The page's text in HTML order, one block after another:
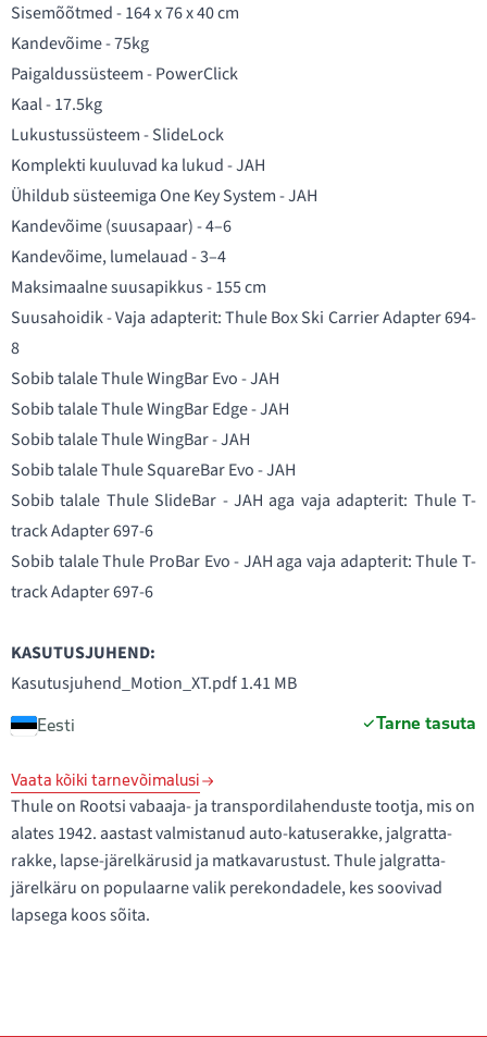
Sisemõõtmed - 164 x 76 x 40 cm
Kandevõime - 75kg
Paigaldussüsteem - PowerClick
Kaal - 17.5kg
Lukustussüsteem - SlideLock
Komplekti kuuluvad ka lukud - JAH
Ühildub süsteemiga One Key System - JAH
Kandevõime (suusapaar) - 4–6
Kandevõime, lumelauad - 3–4
Maksimaalne suusapikkus - 155 cm
Suusahoidik - Vaja adapterit:Thule Box Ski Carrier Adapter 694-
8
Sobib talale Thule WingBar Evo - JAH
Sobib talale Thule WingBar Edge - JAH
Sobib talale Thule WingBar - JAH
Sobib talale Thule SquareBar Evo - JAH
Sobib talale Thule SlideBar - JAH aga vaja adapterit: Thule T-
track Adapter 697-6
Sobib talale Thule ProBar Evo - JAH aga vaja adapterit:Thule T-
track Adapter 697-6
KASUTUSJUHEND:
Kasutusjuhend_Motion_XT.pdf1.41 MB
Eesti Tarne tasuta
Vaata kõiki tarnevõimalusi
Thule on Rootsi vabaaja- ja transpordilahenduste tootja, mis on
alates 1942. aastast valmistanud auto-katuserakke, jalgratta-
rakke, lapse-järelkärusid ja matkavarustust. Thule jalgratta-
järelkäru on populaarne valik perekondadele, kes soovivad
lapsega koos sõita.